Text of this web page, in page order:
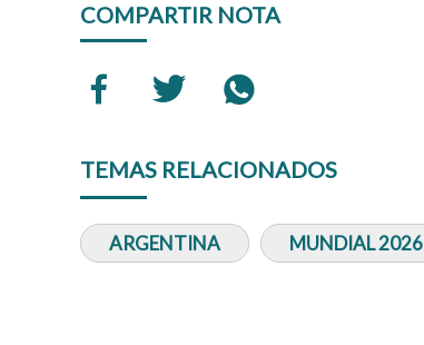
COMPARTIR NOTA
TEMAS RELACIONADOS
ARGENTINA MUNDIAL 2026